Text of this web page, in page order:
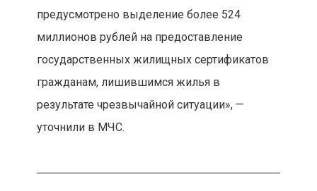
предусмотрено выделение более 524
миллионов рублей на предоставление
государственных жилищных сертификатов
гражданам, лишившимся жилья в
результате чрезвычайной ситуации», —
уточнили в МЧС.